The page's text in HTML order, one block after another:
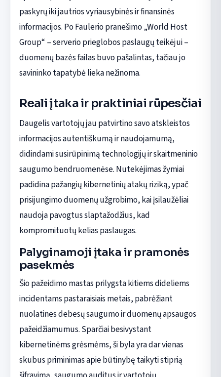
paskyrų iki jautrios vyriausybinės ir finansinės
informacijos. Po Faulerio pranešimo „World Host
Group“ – serverio prieglobos paslaugų teikėjui –
duomenų bazės failas buvo pašalintas, tačiau jo
savininko tapatybė lieka nežinoma.
Reali įtaka ir praktiniai rūpesčiai
Daugelis vartotojų jau patvirtino savo atskleistos
informacijos autentiškumą ir naudojamumą,
didindami susirūpinimą technologijų ir skaitmeninio
saugumo bendruomenėse. Nutekėjimas žymiai
padidina pažangių kibernetinių atakų riziką, ypač
prisijungimo duomenų užgrobimo, kai įsilaužėliai
naudoja pavogtus slaptažodžius, kad
kompromituotų kelias paslaugas.
Palyginamoji įtaka ir pramonės
pasekmės
Šio pažeidimo mastas prilygsta kitiems dideliems
incidentams pastaraisiais metais, pabrėžiant
nuolatines debesų saugumo ir duomenų apsaugos
pažeidžiamumus. Sparčiai besivystant
kibernetinėms grėsmėms, ši byla yra dar vienas
skubus priminimas apie būtinybę taikyti stiprią